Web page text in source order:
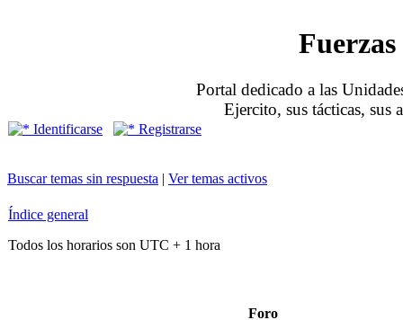
Portal dedicado a las
Ejercito, sus tácticas, sus
Identificarse Registrarse
Buscar temas sin respuesta | Ver temas activos
Índice general
Todos los horarios son UTC + 1 hora
Foro